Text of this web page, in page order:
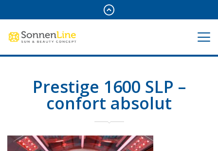
Prestige 1600 SLP –
confort absolut